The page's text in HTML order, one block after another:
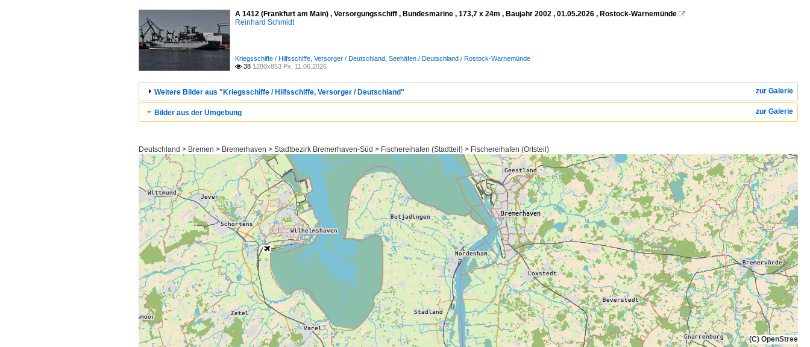
A 1412 (Frankfurt am Main) , Versorgungsschiff , Bundesmarine , 173,7 x 24m , Baujahr 2002 , 01.05.2026 , Rostock-Warnemünde 
Reinhard Schmidt
Kriegsschiffe / Hilfsschiffe, Versorger / Deutschland Seehäfen / Deutschland / Rostock-Warnemünde
 38 1280x853 Px, 11.06.2026
zur Galerie
Weitere Bilder aus "Kriegsschiffe / Hilfsschiffe, Versorger / Deutschland"
zur Galerie
Bilder aus der Umgebung
Deutschland > Bremen > Bremerhaven > Stadtbezirk Bremerhaven-Süd > Fischereihafen (Stadtteil) > Fischereihafen (Ortsteil)
(C)